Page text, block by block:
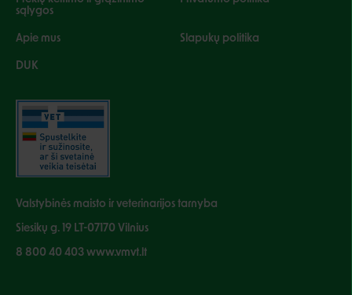
sąlygos
Apie mus Slapukų politika
DUK
Valstybinės maisto ir veterinarijos tarnyba
Siesikų g. 19 LT-07170 Vilnius
8 800 40 403 www.vmvt.lt